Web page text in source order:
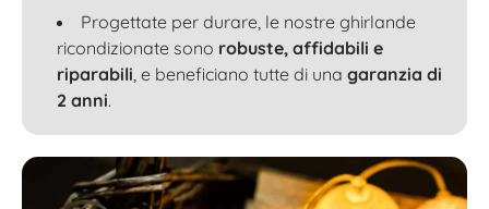
Progettate per durare, le nostre ghirlande
ricondizionate sono robuste, affidabili e
riparabili , e beneficiano tutte di una garanzia di
2 anni.